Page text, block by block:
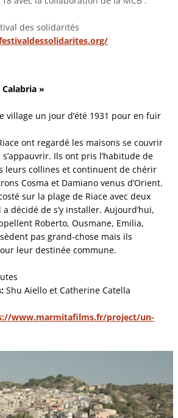
des solidarités
»
village un jour d’été 1931 pour en fuir
ont regardé les maisons se couvrir
Ils ont pris l’habitude de
leurs collines et continuent de chérir
Cosma et Damiano venus d’Orient.
sur la plage de Riace avec deux
décidé de s’y installer. Aujourd’hui,
Roberto, Ousmane, Emilia,
pas grand-chose mais ils
leur destinée commune.
Shu Aiello et Catherine Catella
www.marmitafilms.fr/project/un-